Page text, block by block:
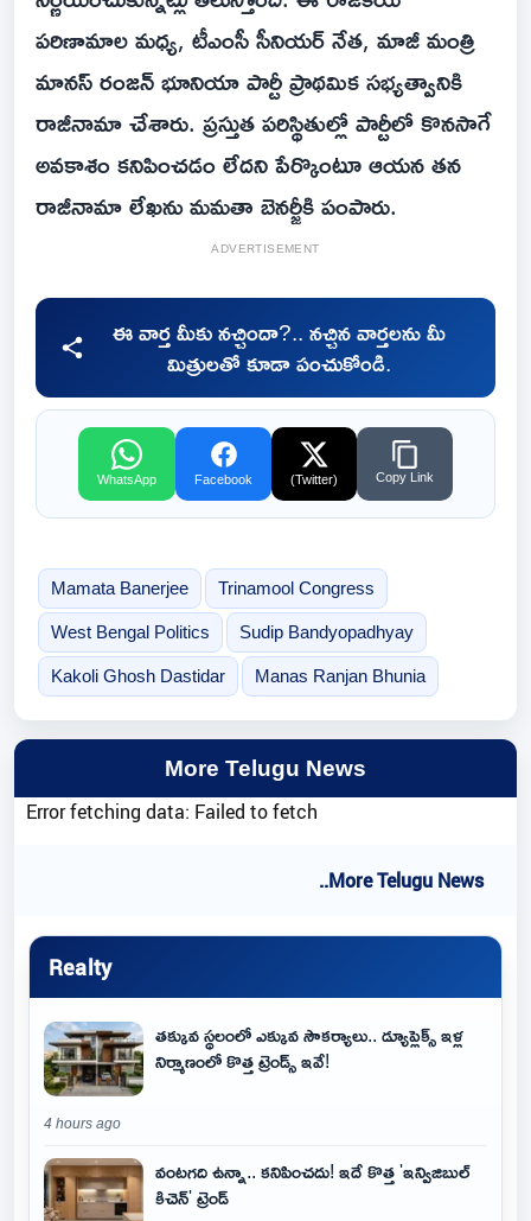
పరిణామాల మధ్య, టీఎంసీ సీనియర్ నేత, మాజీ మంత్రి
మానస్ రంజన్ భూనియా పార్టీ ప్రాథమిక సభ్యత్వానికి
రాజీనామా చేశారు. ప్రస్తుత పరిస్థితుల్లో పార్టీలో కొనసాగే
అవకాశం కనిపించడం లేదని పేర్కొంటూ ఆయన తన
రాజీనామా లేఖను మమతా బెనర్జీకి పంపారు.
ADVERTISEMENT
ఈ వార్త మీకు నచ్చిందా?.. నచ్చిన వార్తలను మీ
మిత్రులతో కూడా పంచుకోండి.
WhatsApp Facebook (Twitter) Copy Link
Mamata Banerjee Trinamool Congress
West Bengal Politics Sudip Bandyopadhyay
Kakoli Ghosh Dastidar Manas Ranjan Bhunia
More Telugu News
Error fetching data: Failed to fetch
..More Telugu News
Realty
తక్కువ స్థలంలో ఎక్కువ సౌకర్యాలు.. డ్యూప్లెక్స్ ఇళ్ల
నిర్మాణంలో కొత్త ట్రెండ్స్ ఇవే!
4 hours ago
వంటగది ఉన్నా.. కనిపించదు! ఇదే కొత్త 'ఇన్విజిబుల్
కిచెన్' ట్రెండ్